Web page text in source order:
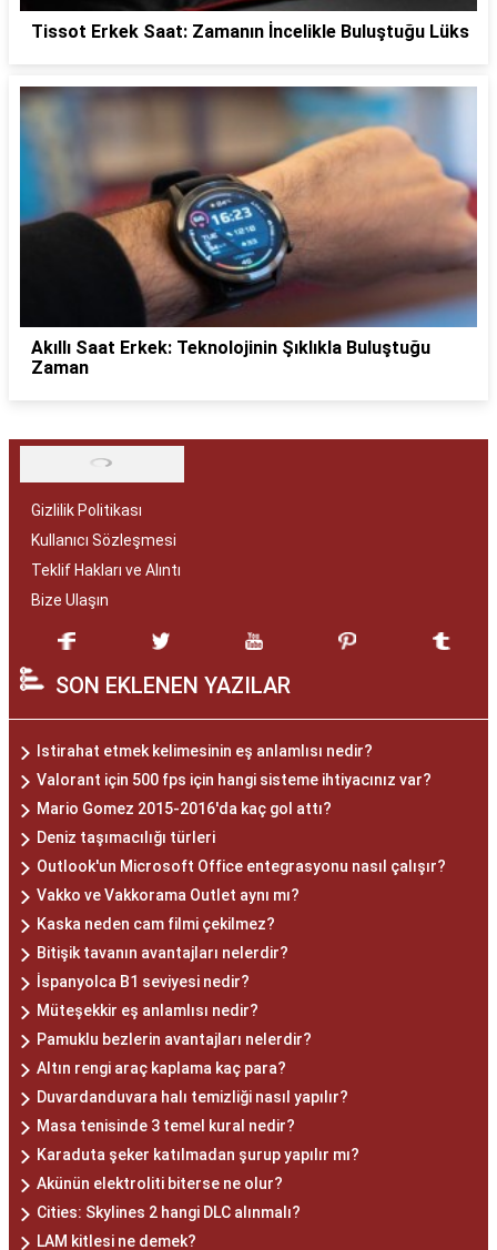
Tissot Erkek Saat: Zamanın İncelikle Buluştuğu Lüks
Akıllı Saat Erkek: Teknolojinin Şıklıkla Buluştuğu
Zaman
Gizlilik Politikası
Kullanıcı Sözleşmesi
Teklif Hakları ve Alıntı
Bize Ulaşın
SON EKLENEN YAZILAR
Istirahat etmek kelimesinin eş anlamlısı nedir?
Valorant için 500 fps için hangi sisteme ihtiyacınız var?
Mario Gomez 2015-2016'da kaç gol attı?
Deniz taşımacılığı türleri
Outlook'un Microsoft Office entegrasyonu nasıl çalışır?
Vakko ve Vakkorama Outlet aynı mı?
Kaska neden cam filmi çekilmez?
Bitişik tavanın avantajları nelerdir?
İspanyolca B1 seviyesi nedir?
Müteşekkir eş anlamlısı nedir?
Pamuklu bezlerin avantajları nelerdir?
Altın rengi araç kaplama kaç para?
Duvardanduvara halı temizliği nasıl yapılır?
Masa tenisinde 3 temel kural nedir?
Karaduta şeker katılmadan şurup yapılır mı?
Akünün elektroliti biterse ne olur?
Cities: Skylines 2 hangi DLC alınmalı?
LAM kitlesi ne demek?